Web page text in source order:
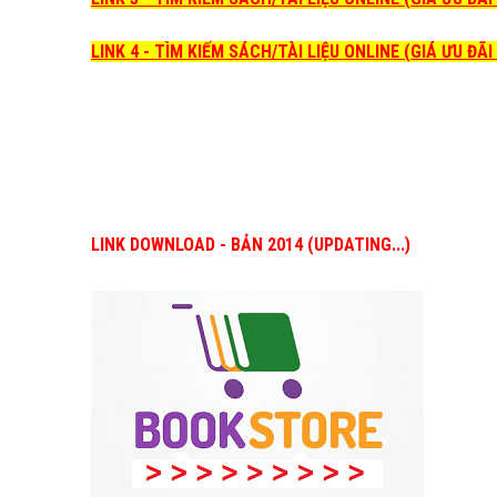
LINK 4 - TÌM KIẾM SÁCH/TÀI LIỆU ONLINE (GIÁ ƯU
LINK DOWNLOAD - BẢN 2014 (UPDATING...)